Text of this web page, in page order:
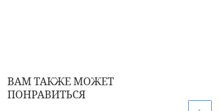
ВАМ ТАКЖЕ МОЖЕТ
ПОНРАВИТЬСЯ